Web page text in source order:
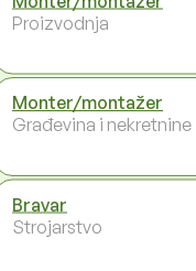
Proizvodnja
Monter/montažer
Građevina i nekretnine
Bravar
Strojarstvo